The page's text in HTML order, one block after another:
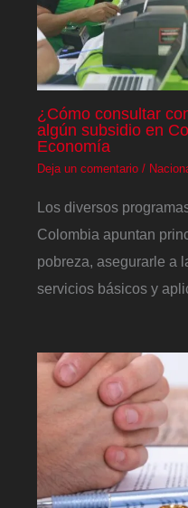
¿Cómo consultar
algún subsidio en
Economía
Deja un comentario /
Los diversos
Colombia apuntan
pobreza, asegurarle a
servicios básicos y